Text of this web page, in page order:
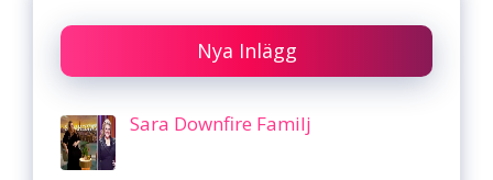
Nya Inlägg
Sara Downfire Familj